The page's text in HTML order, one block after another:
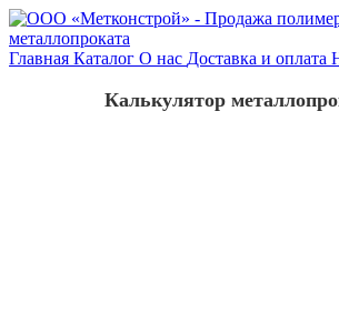
Главная Каталог О нас Доставка и оплата
Калькулятор